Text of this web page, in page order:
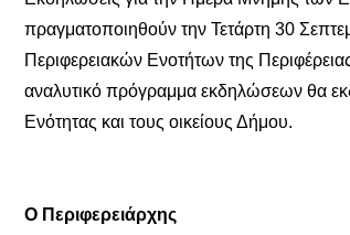
πραγματοποιηθούν την Τετάρτη 30
Περιφερειακών Ενοτήτων της
αναλυτικό πρόγραμμα εκδηλώσεων θα
Ενότητας και τους οικείους Δήμου.
Ο Περιφερειάρχης